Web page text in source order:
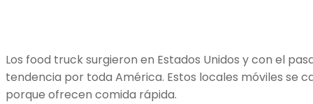
Los food truck surgieron en Estados Unidos y con el
tendencia por toda América. Estos locales móviles se
porque ofrecen comida rápida.